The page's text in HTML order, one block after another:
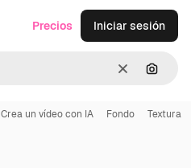
Borrar
Precios Iniciar sesión
Crea un vídeo con IA Fondo Textura